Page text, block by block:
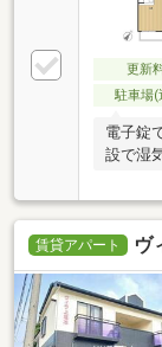
更新
駐車場(
電子錠
設で湿
賃貸アパート ヴ